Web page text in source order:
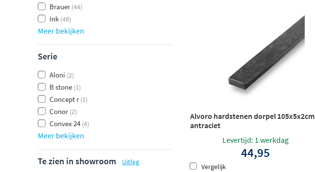
Brauer(44)
Ink (48)
Meer bekijken
Serie
Aloni (2)
B stone (1)
Concept r(1)
Conor(2)
Convex 24 (4)
Meer bekijken
Te zien in showroom Uitleg
Alvoro hardstenen dorpel 105x5x2cm
antraciet
Levertijd: 1 werkdag
44,95
Vergelijk